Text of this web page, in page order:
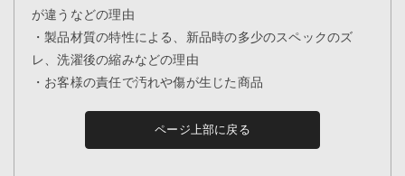
が違うなどの理由
・製品材質の特性による、新品時の多少のスペックのズ
レ、洗濯後の縮みなどの理由
・お客様の責任で汚れや傷が生じた商品
ページ上部に戻る